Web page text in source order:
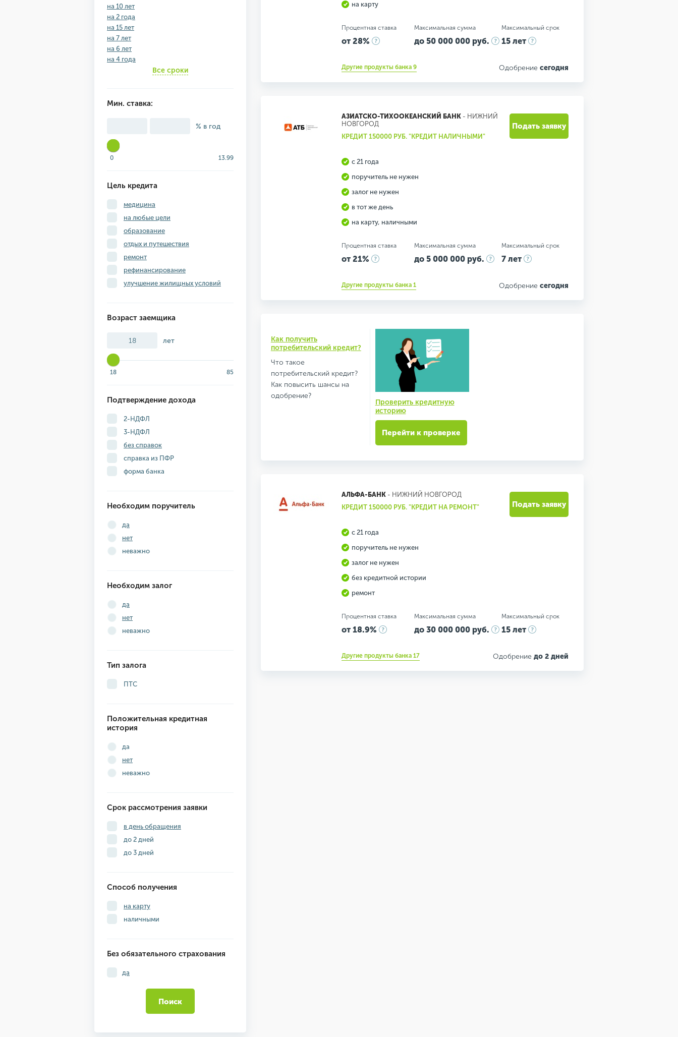
на 10 лет
на 2 года
на 15 лет
на 7 лет
на 6 лет
на 4 года
Все сроки
Мин. ставка:
% в год
0 13.99
Цель кредита
медицина
на любые цели
образование
отдых и путешествия
ремонт
рефинансирование
улучшение жилищных условий
Возраст заемщика
лет
18 85
Подтверждение дохода
2-НДФЛ
3-НДФЛ
без справок
справка из ПФР
форма банка
Необходим поручитель
да
нет
неважно
Необходим залог
да
нет
неважно
Тип залога
ПТС
Положительная кредитная
история
да
нет
неважно
Срок рассмотрения заявки
в день обращения
до 2 дней
до 3 дней
Способ получения
на карту
наличными
Без обязательного страхования
да
Поиск
на карту
Процентная ставка
от 28%
Максимальная сумма
до 50 000 000 руб.
Максимальный срок
15 лет
Другие продукты банка 9 Одобрение сегодня
АЗИАТСКО-ТИХООКЕАНСКИЙ БАНК- НИЖНИЙ
НОВГОРОД
КРЕДИТ 150000 РУБ. "КРЕДИТ НАЛИЧНЫМИ"
с 21 года
поручитель не нужен
залог не нужен
в тот же день
на карту, наличными
Процентная ставка
от 21%
Максимальная сумма
до 5 000 000 руб.
Максимальный срок
7 лет
Другие продукты банка 1 Одобрение сегодня
Подать заявку
Как получить
потребительский кредит?
Что такое
потребительский кредит?
Как повысить шансы на
одобрение?
Проверить кредитную
историю
Перейти к проверке
АЛЬФА-БАНК- НИЖНИЙ НОВГОРОД
КРЕДИТ 150000 РУБ. "КРЕДИТ НА РЕМОНТ"
с 21 года
поручитель не нужен
залог не нужен
без кредитной истории
ремонт
Процентная ставка
от 18.9%
Максимальная сумма
до 30 000 000 руб.
Максимальный срок
15 лет
Другие продукты банка 17 Одобрение до 2 дней
Подать заявку